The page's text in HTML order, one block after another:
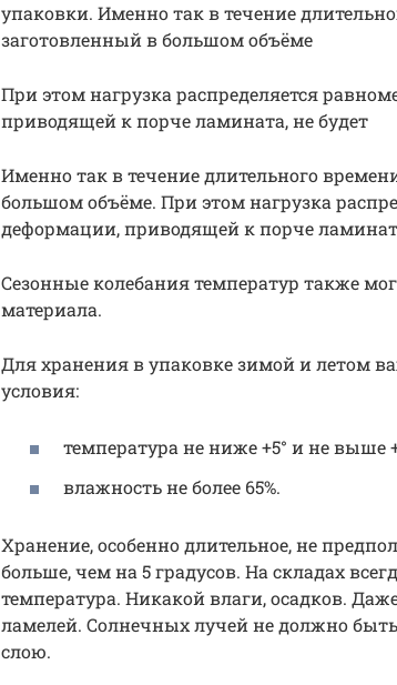
упаковки. Именно так в течение
заготовленный в большом объёме
При этом нагрузка распределяется
приводящей к порче ламината, не будет
Именно так в течение длительного
большом объёме. При этом нагрузка
деформации, приводящей к порче
Сезонные колебания температур также
материала.
Для хранения в упаковке зимой и летом
условия:
температура не ниже +5° и не выше
влажность не более 65%.
Хранение, особенно длительное, не
больше, чем на 5 градусов. На складах
температура. Никакой влаги, осадков.
ламелей. Солнечных лучей не должно
слою.